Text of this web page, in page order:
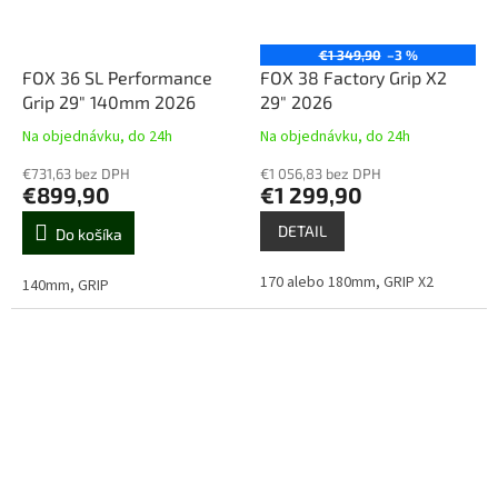
FOX 36 SL Performance
Grip 29" 140mm 2026
Na objednávku, do 24h
€731,63 bez DPH
€899,90
Do košíka
140mm, GRIP
€1 349,90 –3 %
FOX 38 Factory Grip X2
29" 2026
Na objednávku, do 24h
€1 056,83 bez DPH
€1 299,90
DETAIL
170 alebo 180mm, GRIP X2